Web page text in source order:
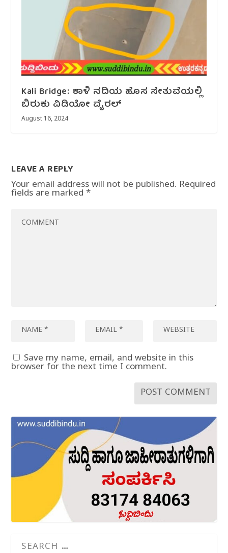
Kali Bridge: ಕಾಳಿ ನದಿಯ ಹೊಸ ಸೇತುವೆಯಲ್ಲಿ
ಬಿರುಕು ವಿಡಿಯೋ ವೈರಲ್
August 16, 2024
LEAVE A REPLY
Your email address will not be published. Required
fields are marked*
Save my name, email, and website in this
browser for the next time I comment.